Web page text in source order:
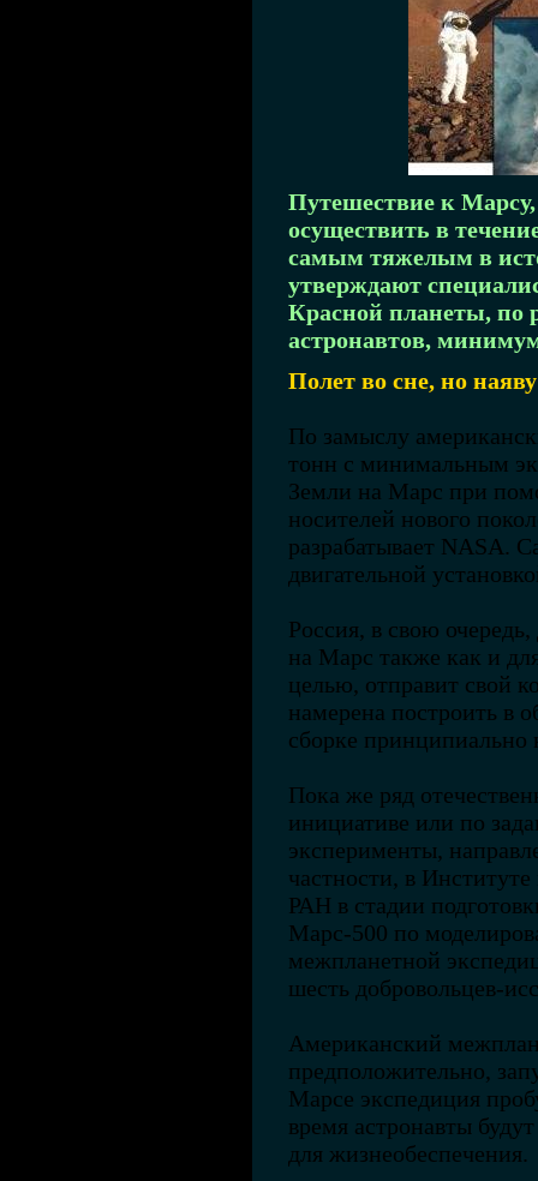
Путешествие к Марсу,
осуществить в
самым тяжелым в
утверждают
Красной планеты, по
астронавтов,
Полет во сне, но наяву
По замыслу
тонн с минимальным
Земли на Марс при
носителей нового
разрабатывает NASA.
двигательной
Россия, в свою
на Марс также как и
целью, отправит свой
намерена построить в
сборке принципиально
Пока же ряд
инициативе или по
эксперименты,
частности, в
РАН в стадии
Марс-500 по
межпланетной
шесть добровольцев-
Американский
предположительно,
Марсе экспедиция
время астронавты
для жизнеобеспечения.